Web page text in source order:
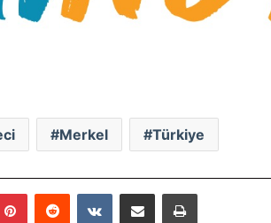
Merkel Türkiye
PinterestReddit VKontakteE-Posta ile paylaş Yazdır